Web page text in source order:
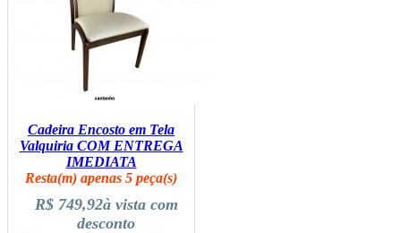
Cadeira Encosto em Tela
Valquiria COM ENTREGA
IMEDIATA
Resta(m) apenas 5 peça(s)
R$ 749,92à vista com
desconto